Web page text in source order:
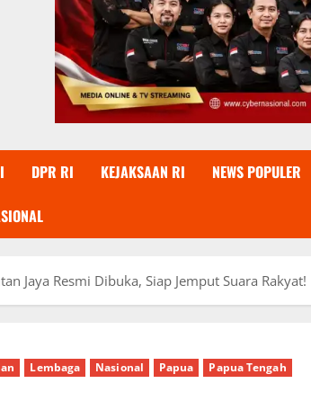
DPR RI KEJAKSAAN RI NEWS POPULER
Jaya Resmi Dibuka, Siap Jemput Suara Rakyat!
Lembaga Nasional Papua
Papua Tengah